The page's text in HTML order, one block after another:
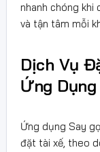
nhanh chóng khi
và tận tâm mỗi
Dịch Vụ
Ứng Dụng
Ứng dụng Say
đặt tài xế, theo